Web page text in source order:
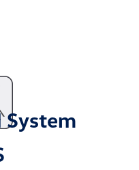
System